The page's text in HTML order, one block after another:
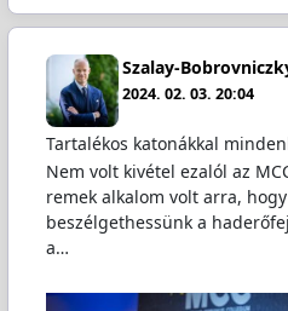
Szalay-
2024. 02. 03. 20:04
Tartalékos katonákkal
Nem volt kivétel ezalól az
remek alkalom volt arra,
beszélgethessünk a
a…